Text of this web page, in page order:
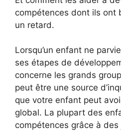
compétences dont ils ont
un retard.
Lorsqu’un enfant ne
ses étapes de
concerne les grands
peut être une source
que votre enfant peut
global. La plupart des
compétences grâce à